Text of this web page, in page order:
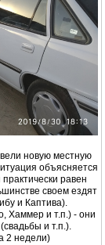
новую местную
объясняется
равен
своем ездят
и Каптива).
Хаммер и т.п.) - они
и т.п.).
2 недели)